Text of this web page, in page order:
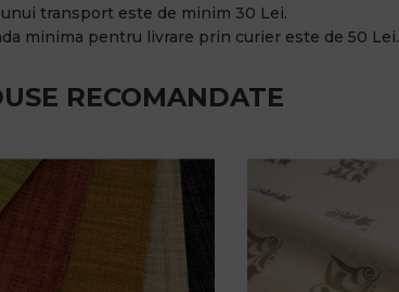
transport este de minim 30 Lei.
minima pentru livrare prin curier este de 50 Lei.
RECOMANDATE